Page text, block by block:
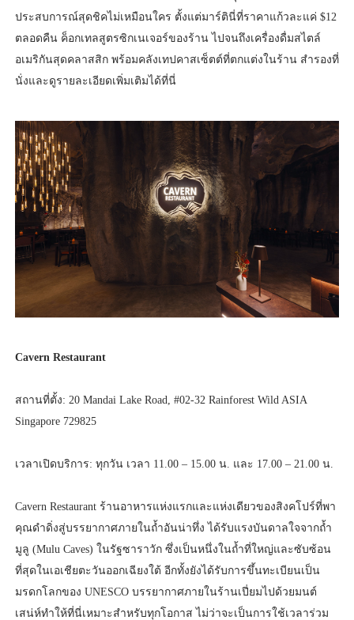
ประสบการณ์สุดชิคไม่เหมือนใคร ตั้งแต่มาร์ตินี่ที่ราคาแก้วละแค่ $12
ตลอดคืน ค็อกเทลสูตรซิกเนเจอร์ของร้าน ไปจนถึงเครื่องดื่มสไตล์
อเมริกันสุดคลาสสิก พร้อมคลังเทปคาสเซ็ตต์ที่ตกแต่งในร้าน สำรองที่
นั่งและดูรายละเอียดเพิ่มเติมได้ที่นี่
Cavern Restaurant
สถานที่ตั้ง: 20 Mandai Lake Road, #02-32 Rainforest Wild ASIA
Singapore 729825
เวลาเปิดบริการ: ทุกวัน เวลา 11.00 – 15.00 น. และ 17.00 – 21.00 น.
Cavern Restaurant ร้านอาหารแห่งแรกและแห่งเดียวของสิงคโปร์ที่พา
คุณดำดิ่งสู่บรรยากาศภายในถ้ำอันน่าทึ่ง ได้รับแรงบันดาลใจจากถ้ำ
มูลู (Mulu Caves) ในรัฐซาราวัก ซึ่งเป็นหนึ่งในถ้ำที่ใหญ่และซับซ้อน
ที่สุดในเอเชียตะวันออกเฉียงใต้ อีกทั้งยังได้รับการขึ้นทะเบียนเป็น
มรดกโลกของ UNESCO บรรยากาศภายในร้านเปี่ยมไปด้วยมนต์
เสน่ห์ทำให้ที่นี่เหมาะสำหรับทุกโอกาส ไม่ว่าจะเป็นการใช้เวลาร่วม